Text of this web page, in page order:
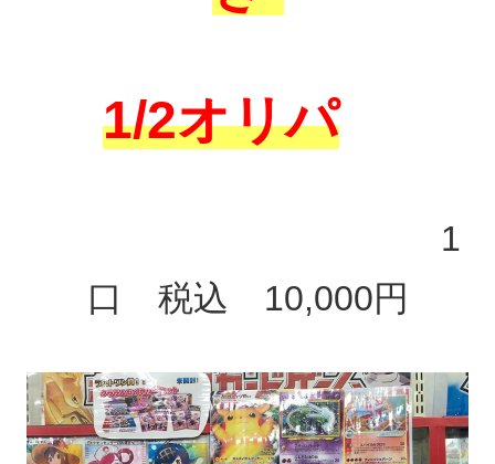
1/2オリパ
1
口 税込 10,000円